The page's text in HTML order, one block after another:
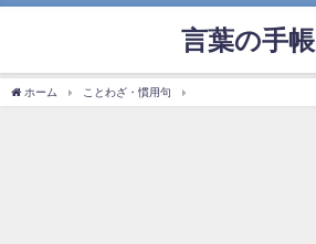
言葉の手帳
ホーム ことわざ・慣用句